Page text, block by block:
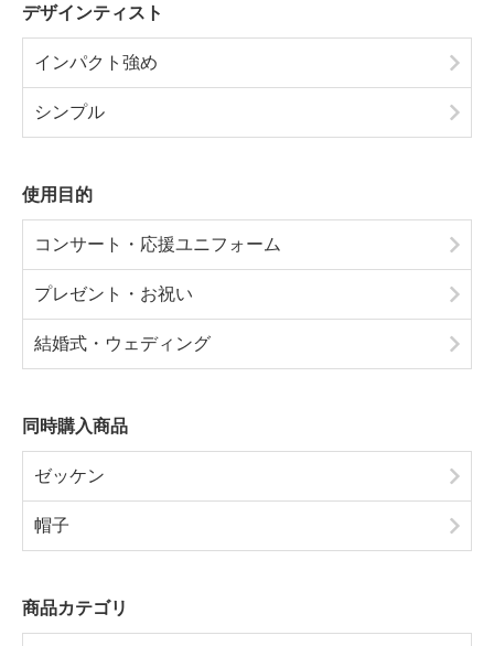
デザインティスト
インパクト強め
シンプル
使用目的
コンサート・応援ユニフォーム
プレゼント・お祝い
結婚式・ウェディング
同時購入商品
ゼッケン
帽子
商品カテゴリ